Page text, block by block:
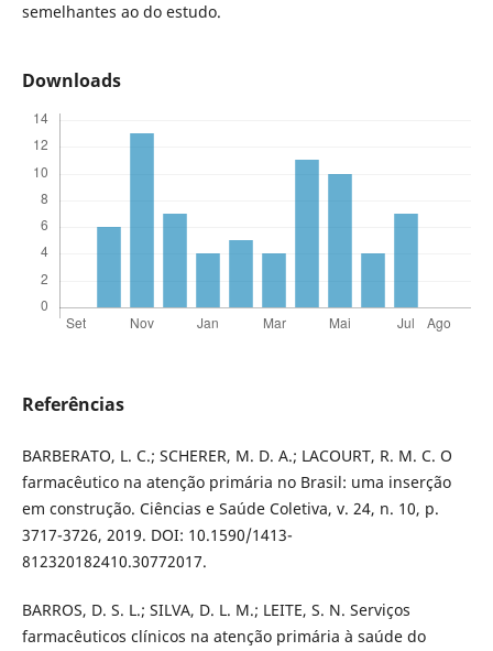
semelhantes ao do estudo.
Downloads
Referências
BARBERATO, L. C.; SCHERER, M. D. A.; LACOURT, R. M. C. O
farmacêutico na atenção primária no Brasil: uma inserção
em construção. Ciências e Saúde Coletiva, v. 24, n. 10, p.
3717-3726, 2019. DOI: 10.1590/1413-
812320182410.30772017.
BARROS, D. S. L.; SILVA, D. L. M.; LEITE, S. N. Serviços
farmacêuticos clínicos na atenção primária à saúde do